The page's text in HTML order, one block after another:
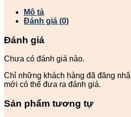
Mô tả
Đánh giá (0)
Đánh giá
Chưa có đánh giá nào.
Chỉ những khách hàng đã đăng
mới có thể đưa ra đánh giá.
Sản phẩm tương tự